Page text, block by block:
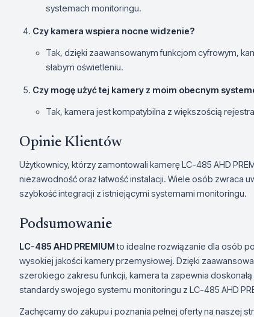
systemach monitoringu.
Czy kamera wspiera nocne widzenie?
Tak, dzięki zaawansowanym funkcjom cyfrowym,
słabym oświetleniu.
Czy mogę użyć tej kamery z moim obecnym
Tak, kamera jest kompatybilna z większością
Opinie Klientów
Użytkownicy, którzy zamontowali kamerę LC-485 AHD
niezawodność oraz łatwość instalacji. Wiele osób zwraca
szybkość integracji z istniejącymi systemami monitoringu.
Podsumowanie
LC-485 AHD PREMIUMto idealne rozwiązanie dla osób
wysokiej jakości kamery przemysłowej. Dzięki
szerokiego zakresu funkcji, kamera ta zapewnia
standardy swojego systemu monitoringu z LC-485 AHD
Zachęcamy do zakupu i poznania pełnej oferty na naszej